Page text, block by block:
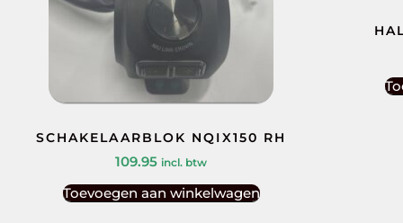
SCHAKELAARBLOK NQIX150 RH
109.95 incl. btw
Toevoegen aan winkelwagen